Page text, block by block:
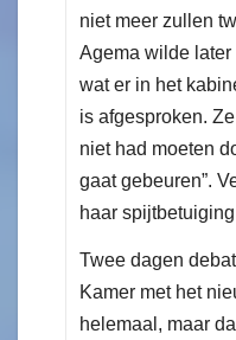
niet meer zullen
Agema wilde
wat er in het
is afgesproken.
niet had moeten
gaat gebeuren”.
haar
Twee dagen
Kamer met het
helemaal, maar